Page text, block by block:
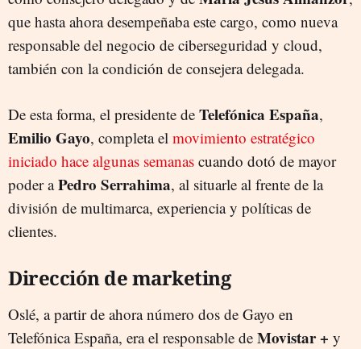
que hasta ahora desempeñaba este cargo, como nueva
responsable del negocio de ciberseguridad y cloud,
también con la condición de consejera delegada.
De esta forma, el presidente de Telefónica España,
Emilio Gayo, completa el movimiento estratégico
iniciado hace algunas semanas cuando dotó de mayor
poder aPedro Serrahima, al situarle al frente de la
división de multimarca, experiencia y políticas de
clientes.
Dirección de marketing
Oslé, a partir de ahora número dos de Gayo en
Telefónica España, era el responsable de Movistar + y